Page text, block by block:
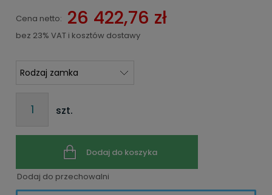
Cena netto: 26 422,76 zł
bez 23% VAT i kosztów dostawy
szt.
Dodaj do koszyka
Dodaj do przechowalni